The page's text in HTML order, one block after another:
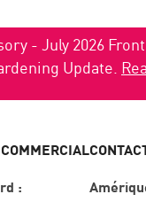
- July 2026
Update.
: